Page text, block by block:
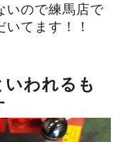
いので練馬店で
てます！！
われるも